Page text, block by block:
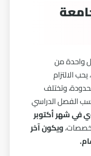
واحدة من
الالتزام
وتختلف
الفصل الدراسي
في شهر أكتوبر
ويكون آخر